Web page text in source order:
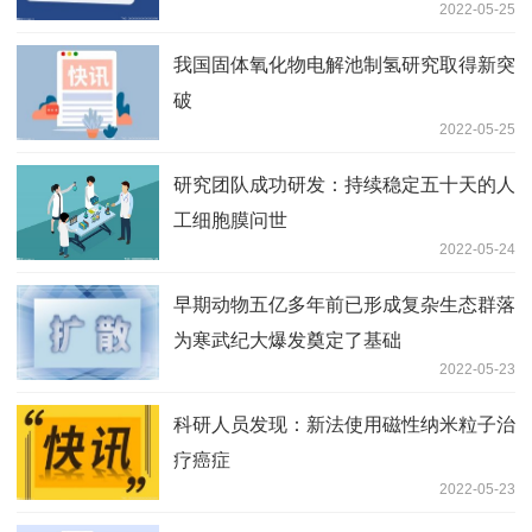
2022-05-25
我国固体氧化物电解池制氢研究取得新突
破
2022-05-25
研究团队成功研发：持续稳定五十天的人
工细胞膜问世
2022-05-24
早期动物五亿多年前已形成复杂生态群落
为寒武纪大爆发奠定了基础
2022-05-23
科研人员发现：新法使用磁性纳米粒子治
疗癌症
2022-05-23